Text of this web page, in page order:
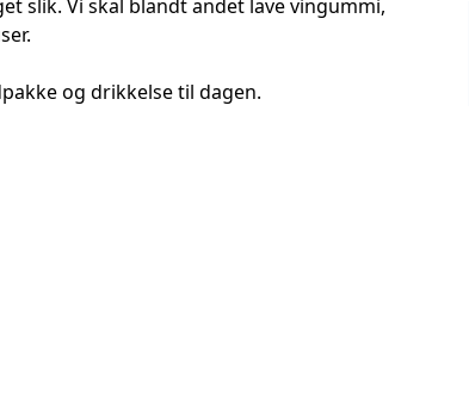
slik. Vi skal blandt andet lave vingummi,
og drikkelse til dagen.